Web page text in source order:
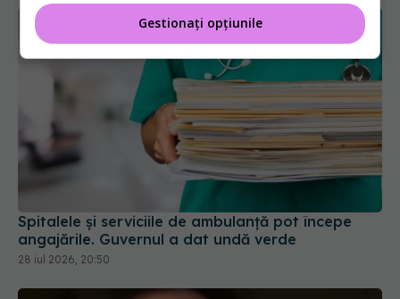
Spitalele și serviciile de ambulanță pot începe
angajările. Guvernul a dat undă verde
28 iul 2026, 20:50
Gestionați opțiunile